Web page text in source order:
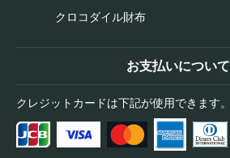
クロコダイル財布
お支払いについて
クレジットカードは下記が使用できます。